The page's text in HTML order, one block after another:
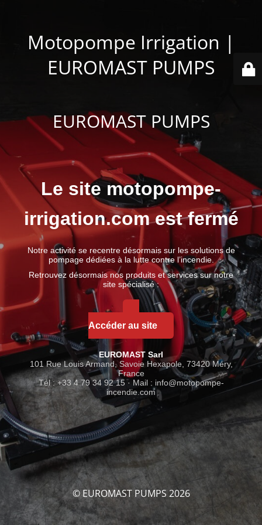
Motopompe Irrigation |
EUROMAST PUMPS
EUROMAST PUMPS
Le site motopompe-
irrigation.com est fermé
Notre activité se recentre désormais sur les solutions de
pompage dédiées à la lutte contre l’incendie.
Retrouvez désormais nos produits et services sur notre
site spécialisé :
Accéder au site
EUROMAST Sarl
101 Rue Louis Armand, Savoie Hexapole, 73420 Méry,
France
Tél : +33 4 79 34 92 15 · Mail : info@motopompe-
incendie.com
© EUROMAST PUMPS 2026